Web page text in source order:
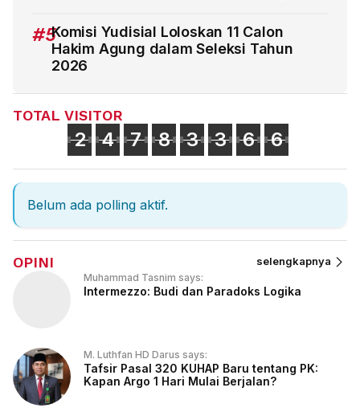
#5Komisi Yudisial Loloskan 11 Calon
Hakim Agung dalam Seleksi Tahun
2026
TOTAL VISITOR
2 4 7 8 3 3 6 6
Belum ada polling aktif.
OPINI selengkapnya
Muhammad Tasnim says:
Intermezzo: Budi dan Paradoks Logika
M. Luthfan HD Darus says:
Tafsir Pasal 320 KUHAP Baru tentang PK:
Kapan Argo 1 Hari Mulai Berjalan?